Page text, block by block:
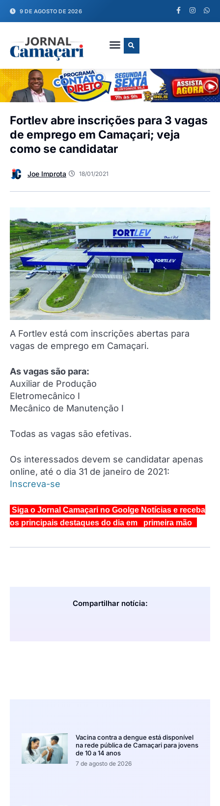
9 DE AGOSTO DE 2026
Fortlev abre inscrições para 3 vagas
de emprego em Camaçari; veja
como se candidatar
Joe Improta 18/01/2021
A Fortlev está com inscrições abertas para
vagas de emprego em Camaçari.
As vagas são para:
Auxiliar de Produção
Eletromecânico I
Mecânico de Manutenção I
Todas as vagas são efetivas.
Os interessados devem se candidatar apenas
online, até o dia 31 de janeiro de 2021:
Inscreva-se
Siga o Jornal Camaçari no Goolge Notícias e receba
os principais destaques do dia em primeira mão
Compartilhar notícia:
Vacina contra a dengue está disponível
na rede pública de Camaçari para jovens
de 10 a 14 anos
7 de agosto de 2026